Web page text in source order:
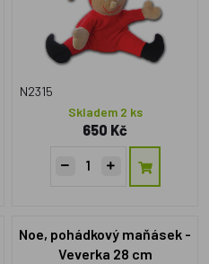
N2315
Skladem 2 ks
650 Kč
Noe, pohádkový maňásek -
Veverka 28 cm